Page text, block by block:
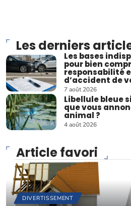
Les derniers
Les bases
pour bien
responsabilité
d’accident de
7 août 2026
Libellule bleue
que vous
animal ?
4 août 2026
Article favori
DIVERTISSEMENT